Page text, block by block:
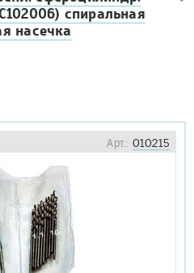
спиральная
насечка
Арт.: 010215